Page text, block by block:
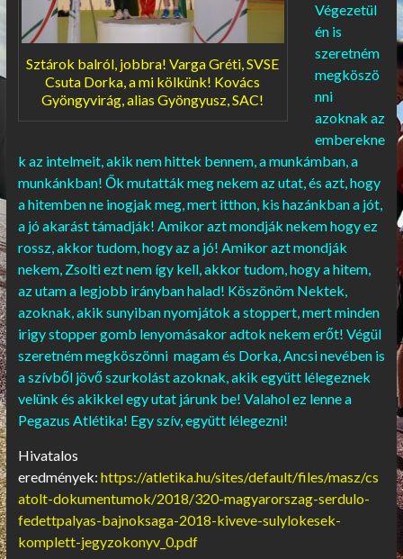
Sztárok balról, jobbra! Varga Gréti, SVSE
Csuta Dorka, a mi kölkünk! Kovács
Gyöngyvirág, alias Gyöngyusz, SAC!
Végezetül
én is
szeretném
megköszö
nni
azoknak az
emberekne
k az intelmeit, akik nem hittek bennem, a munkámban, a
munkánkban! Ők mutatták meg nekem az utat, és azt, hogy
a hitemben ne inogjak meg, mert itthon, kis hazánkban a jót,
a jó akarást támadják! Amikor azt mondják nekem hogy ez
rossz, akkor tudom, hogy az a jó! Amikor azt mondják
nekem, Zsolti ezt nem így kell, akkor tudom, hogy a hitem,
az utam a legjobb irányban halad! Köszönöm Nektek,
azoknak, akik sunyiban nyomjátok a stoppert, mert minden
irigy stopper gomb lenyomásakor adtok nekem erőt! Végül
szeretném megköszönni magam és Dorka, Ancsi nevében is
a szívből jövő szurkolást azoknak, akik együtt lélegeznek
velünk és akikkel egy utat járunk be! Valahol ez lenne a
Pegazus Atlétika! Egy szív, együtt lélegezni!
Hivatalos
eredmények: https://atletika.hu/sites/default/files/masz/cs
atolt-dokumentumok/2018/320-magyarorszag-serdulo-
fedettpalyas-bajnoksaga-2018-kiveve-sulylokesek-
komplett-jegyzokonyv_0.pdf